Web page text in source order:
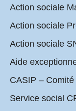
Action sociale
Action sociale
Action sociale
Aide
CASIP –
Service social